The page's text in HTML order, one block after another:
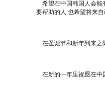
希望在中国韩国人会能
要帮助的人,也希望将来
在圣诞节和新年到来之
在新的一年里祝愿在中